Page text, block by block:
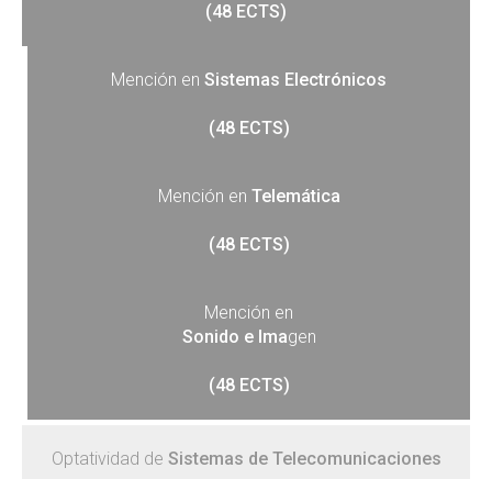
(48 ECTS)
Mención en Sistemas Electrónicos
(48 ECTS)
Mención en Telemática
(48 ECTS)
Mención en
Sonido e Imagen
(48 ECTS)
Optatividad de Sistemas de Telecomunicaciones